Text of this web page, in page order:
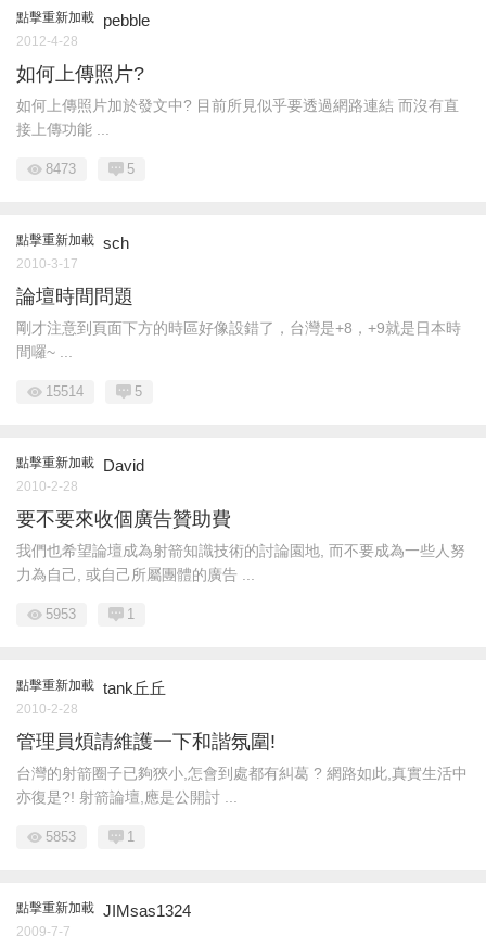
點擊重新加載 pebble
2012-4-28
如何上傳照片?
如何上傳照片加於發文中? 目前所見似乎要透過網路連結 而沒有直
接上傳功能 ...
8473 5
點擊重新加載 sch
2010-3-17
論壇時間問題
剛才注意到頁面下方的時區好像設錯了，台灣是+8，+9就是日本時
間囉~ ...
15514 5
點擊重新加載 David
2010-2-28
要不要來收個廣告贊助費
我們也希望論壇成為射箭知識技術的討論園地, 而不要成為一些人努
力為自己, 或自己所屬團體的廣告 ...
5953 1
點擊重新加載 tank丘丘
2010-2-28
管理員煩請維護一下和諧氛圍!
台灣的射箭圈子已夠狹小,怎會到處都有糾葛 ? 網路如此,真實生活中
亦復是?! 射箭論壇,應是公開討 ...
5853 1
點擊重新加載 JIMsas1324
2009-7-7